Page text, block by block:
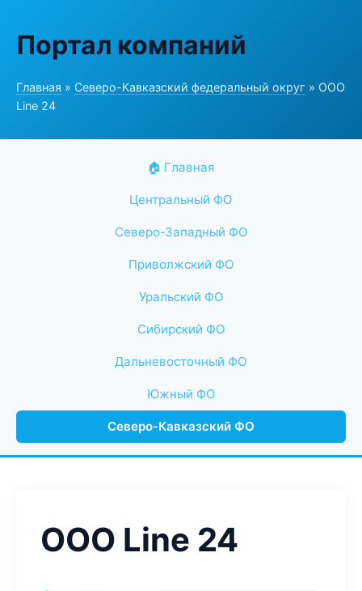
Портал компаний
Главная » Северо-Кавказский федеральный округ » ООО
Line 24
🏠 Главная
Центральный ФО
Северо-Западный ФО
Приволжский ФО
Уральский ФО
Сибирский ФО
Дальневосточный ФО
Южный ФО
Северо-Кавказский ФО
ООО Line 24